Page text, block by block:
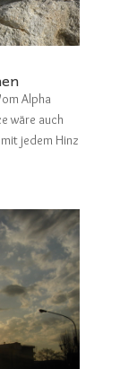
Alpha
auch
jedem Hinz